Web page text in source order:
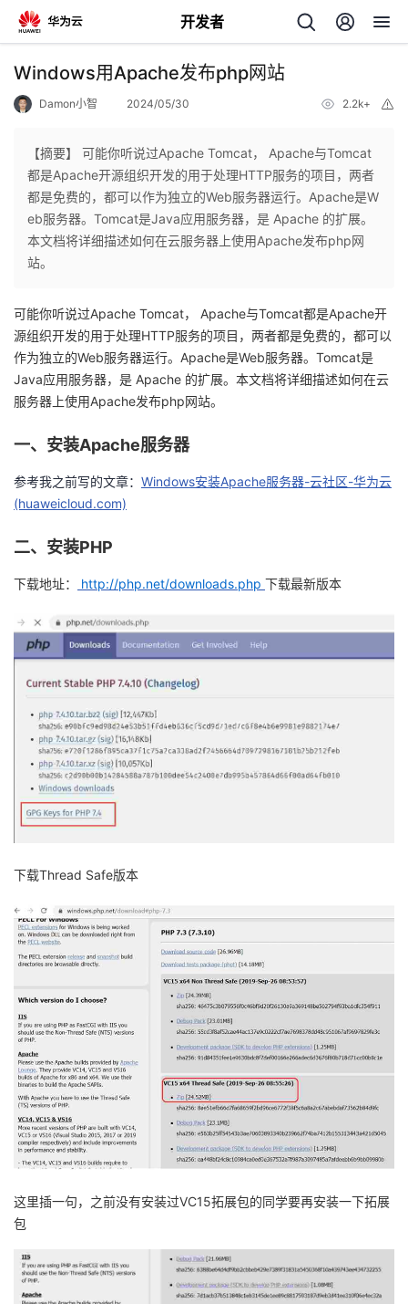
开发者
返
个
人
主
页
我
的
开
发
者
我
客论
坛
的
圈
我
的
播
我
活
动
的
关
的
发
者
堂
我
的
课
程
我
的
认
我
的
验
我
收
我
Programs
的
支
持
的
技
术
我
的
云
议
Windows用Apache发布php网站
Damon小智 2024/05/30 2.2k+
【摘要】 可能你听说过Apache Tomcat， Apache与Tomcat
都是Apache开源组织开发的用于处理HTTP服务的项目，两者
都是免费的，都可以作为独立的Web服务器运行。Apache是W
eb服务器。Tomcat是Java应用服务器，是 Apache 的扩展。
本文档将详细描述如何在云服务器上使用Apache发布php网
站。
可能你听说过Apache Tomcat， Apache与Tomcat都是Apache开
源组织开发的用于处理HTTP服务的项目，两者都是免费的，都可以
作为独立的Web服务器运行。 Apache是Web服务器。 Tomcat是
Java应用服务器，是 Apache 的扩展。本文档将详细描述如何在云
服务器上使用Apache发布php网站。
一、安装Apache服务器
参考我之前写的文章： Windows安装Apache服务器-云社区-华为云
(huaweicloud.com)
二、安装PHP
下载地址： http://php.net/downloads.php 下载最新版本
下载Thread Safe版本
这里插一句，之前没有安装过VC15拓展包的同学要再安装一下拓展
包